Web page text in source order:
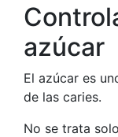
azúcar
El azúcar es
de las caries.
No se trata